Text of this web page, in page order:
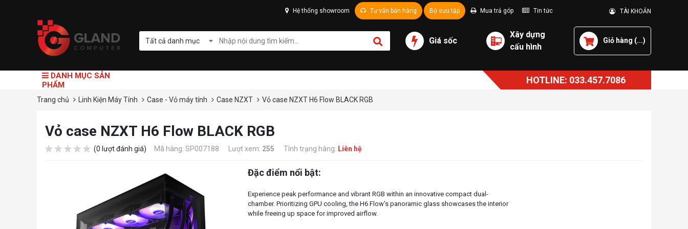
Hệ thống showroom Tư vấn bán hàng Bộ sưu tập Mua trả góp Tin tức TÀI KHOẢN
Tất cả danh mục Giá sốc
Xây dựng
cấu hình
Giỏ hàng (...)
DANH MỤC SẢN
PHẨM
HOTLINE: 033.457.7086
Trang chủ Linh Kiện Máy Tính Case - Vỏ máy tính Case NZXT Vỏ case NZXT H6 Flow BLACK RGB
Vỏ case NZXT H6 Flow BLACK RGB
(0 lượt đánh giá) Mã hàng: SP007188 Lượt xem: 255 Tình trạng hàng: Liên hệ
Đặc điểm nổi bật:
Experience peak performance and vibrant RGB within an innovative compact dual-
chamber. Prioritizing GPU cooling, the H6 Flow's panoramic glass showcases the interior
while freeing up space for improved airflow.